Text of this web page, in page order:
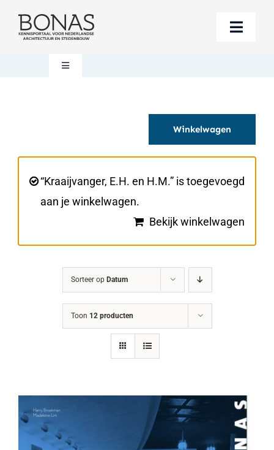
naar
Toggle
Berichten
Steun BONAS
Toggle
Winkelwagen
Winkelwagen
“Kraaijvanger, E.H. en H.M.” is toegevoegd
aan je winkelwagen.
Bekijk winkelwagen
Sorteer op Datum
Toon 12 producten